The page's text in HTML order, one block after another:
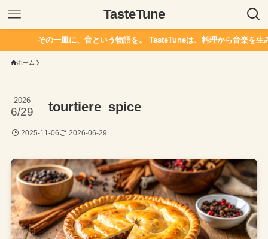
TasteTune
その一皿に、音という物語を。 TasteTuneは、料理から音楽を生み
ホーム
tourtiere_spice
2026
6/29
2025-11-06 2026-06-29